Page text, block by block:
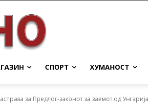
СПОРТ ХУМАНОСТ
за Предлог-законот за заемот од Унгарија